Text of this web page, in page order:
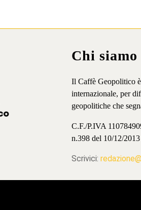
Chi siamo
Il Caffè Geopolitico
internazionale, per
geopolitiche che
C.F./P.IVA
n.398 del 10/12/
Scrivici: